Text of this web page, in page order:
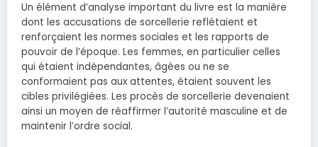
Un élément d’analyse important du livre est la manière
dont les accusations de sorcellerie reflétaient et
renforçaient les normes sociales et les rapports de
pouvoir de l’époque. Les femmes, en particulier celles
qui étaient indépendantes, âgées ou ne se
conformaient pas aux attentes, étaient souvent les
cibles privilégiées. Les procès de sorcellerie devenaient
ainsi un moyen de réaffirmer l’autorité masculine et de
maintenir l’ordre social.